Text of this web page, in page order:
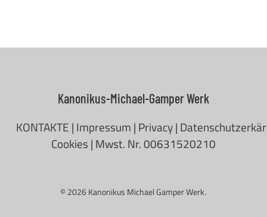
Kanonikus-Michael-Gamper Werk
KONTAKTE | Impressum | Privacy|
Cookies | Mwst. Nr. 00631520210
© 2026 Kanonikus Michael Gamper Werk.